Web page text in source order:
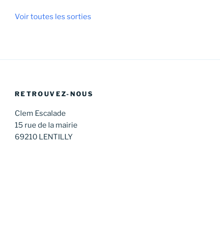
Voir toutes les sorties
RETROUVEZ-NOUS
Clem Escalade
15 rue de la mairie
69210 LENTILLY